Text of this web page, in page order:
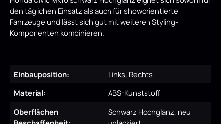
den täglichen Einsatz als auch für showorientierte
Fahrzeuge und lässt sich gut mit weiteren Styling-
Komponenten kombinieren.
Einbauposition:
Links, Rechts
Material:
ABS-Kunststoff
Oberflächen
Schwarz Hochglanz, neu